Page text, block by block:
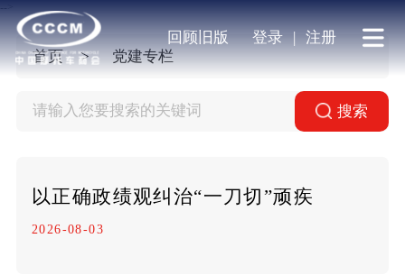
-->
回顾旧版 登录 | 注册
首页
党建专栏
搜索
以正确政绩观纠治“一刀切”顽疾
2026-08-03